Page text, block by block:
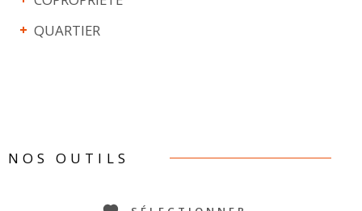
QUARTIER
NOS OUTILS